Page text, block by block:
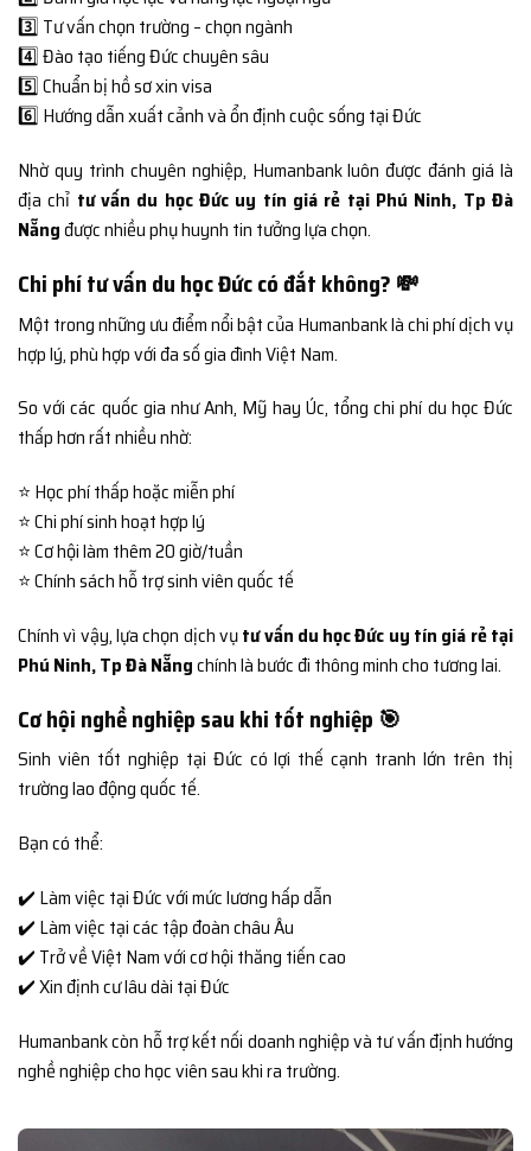
3️⃣ Tư vấn chọn trường – chọn ngành
4️⃣ Đào tạo tiếng Đức chuyên sâu
5️⃣ Chuẩn bị hồ sơ xin visa
6️⃣ Hướng dẫn xuất cảnh và ổn định cuộc sống tại Đức
Nhờ quy trình chuyên nghiệp, Humanbank luôn được đánh giá là
địa chỉ tư vấn du học Đức uy tín giá rẻ tại Phú Ninh, Tp Đà
Nẵngđược nhiều phụ huynh tin tưởng lựa chọn.
Chi phí tư vấn du học Đức có đắt không? 💸
Một trong những ưu điểm nổi bật của Humanbank là chi phí dịch vụ
hợp lý, phù hợp với đa số gia đình Việt Nam.
So với các quốc gia như Anh, Mỹ hay Úc, tổng chi phí du học Đức
thấp hơn rất nhiều nhờ:
⭐ Học phí thấp hoặc miễn phí
⭐ Chi phí sinh hoạt hợp lý
⭐ Cơ hội làm thêm 20 giờ/tuần
⭐ Chính sách hỗ trợ sinh viên quốc tế
Chính vì vậy, lựa chọn dịch vụtư vấn du học Đức uy tín giá rẻ tại
Phú Ninh, Tp Đà Nẵngchính là bước đi thông minh cho tương lai.
Cơ hội nghề nghiệp sau khi tốt nghiệp 🎯
Sinh viên tốt nghiệp tại Đức có lợi thế cạnh tranh lớn trên thị
trường lao động quốc tế.
Bạn có thể:
✔️ Làm việc tại Đức với mức lương hấp dẫn
✔️ Làm việc tại các tập đoàn châu Âu
✔️ Trở về Việt Nam với cơ hội thăng tiến cao
✔️ Xin định cư lâu dài tại Đức
Humanbank còn hỗ trợ kết nối doanh nghiệp và tư vấn định hướng
nghề nghiệp cho học viên sau khi ra trường.